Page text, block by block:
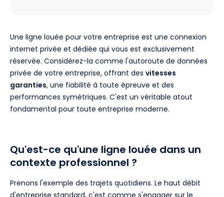
Une ligne louée pour votre entreprise est une connexion
internet privée et dédiée qui vous est exclusivement
réservée. Considérez-la comme l'autoroute de données
privée de votre entreprise, offrant des vitesses
garanties, une fiabilité à toute épreuve et des
performances symétriques. C'est un véritable atout
fondamental pour toute entreprise moderne.
Qu'est-ce qu'une ligne louée dans un
contexte professionnel ?
Prenons l'exemple des trajets quotidiens. Le haut débit